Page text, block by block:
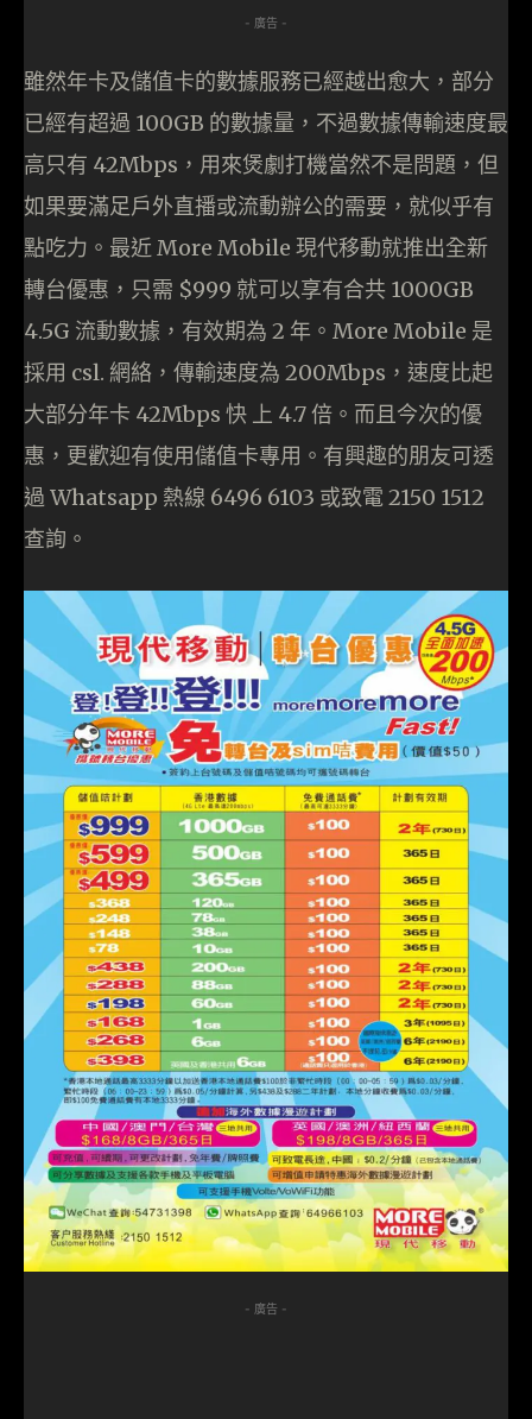
- 廣告 -
雖然年卡及儲值卡的數據服務已經越出愈大，部分
已經有超過 100GB 的數據量，不過數據傳輸速度最
高只有 42Mbps，用來煲劇打機當然不是問題，但
如果要滿足戶外直播或流動辦公的需要，就似乎有
點吃力。最近 More Mobile 現代移動就推出全新
轉台優惠，只需 $999 就可以享有合共 1000GB
4.5G 流動數據，有效期為 2 年。More Mobile 是
採用 csl. 網絡，傳輸速度為 200Mbps，速度比起
大部分年卡 42Mbps 快 上 4.7 倍。而且今次的優
惠，更歡迎有使用儲值卡專用。有興趣的朋友可透
過 Whatsapp 熱線 6496 6103 或致電 2150 1512
查詢。
- 廣告 -